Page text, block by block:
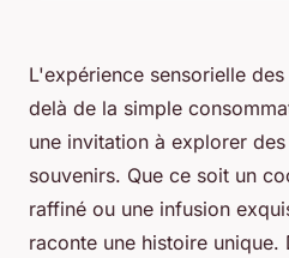
L'expérience sensorielle
delà de la simple
une invitation à explorer
souvenirs. Que ce soit un
raffiné ou une infusion
raconte une histoire unique.